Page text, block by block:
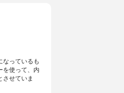
なっているも
を使って、内
させていま